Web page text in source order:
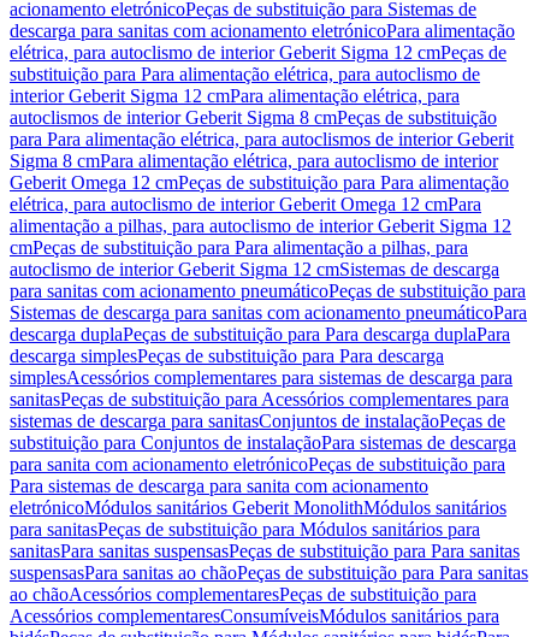
acionamento eletrónicoPeças de substituição para Sistemas de
descarga para sanitas com acionamento eletrónicoPara alimentação
elétrica, para autoclismo de interior Geberit Sigma 12 cmPeças de
substituição para Para alimentação elétrica, para autoclismo de
interior Geberit Sigma 12 cmPara alimentação elétrica, para
autoclismos de interior Geberit Sigma 8 cmPeças de substituição
para Para alimentação elétrica, para autoclismos de interior Geberit
Sigma 8 cmPara alimentação elétrica, para autoclismo de interior
Geberit Omega 12 cmPeças de substituição para Para alimentação
elétrica, para autoclismo de interior Geberit Omega 12 cmPara
alimentação a pilhas, para autoclismo de interior Geberit Sigma 12
cmPeças de substituição para Para alimentação a pilhas, para
autoclismo de interior Geberit Sigma 12 cmSistemas de descarga
para sanitas com acionamento pneumáticoPeças de substituição para
Sistemas de descarga para sanitas com acionamento pneumáticoPara
descarga duplaPeças de substituição para Para descarga duplaPara
descarga simplesPeças de substituição para Para descarga
simplesAcessórios complementares para sistemas de descarga para
sanitasPeças de substituição para Acessórios complementares para
sistemas de descarga para sanitasConjuntos de instalaçãoPeças de
substituição para Conjuntos de instalaçãoPara sistemas de descarga
para sanita com acionamento eletrónicoPeças de substituição para
Para sistemas de descarga para sanita com acionamento
eletrónicoMódulos sanitários Geberit MonolithMódulos sanitários
para sanitasPeças de substituição para Módulos sanitários para
sanitasPara sanitas suspensasPeças de substituição para Para sanitas
suspensasPara sanitas ao chãoPeças de substituição para Para sanitas
ao chãoAcessórios complementaresPeças de substituição para
Acessórios complementaresConsumíveisMódulos sanitários para